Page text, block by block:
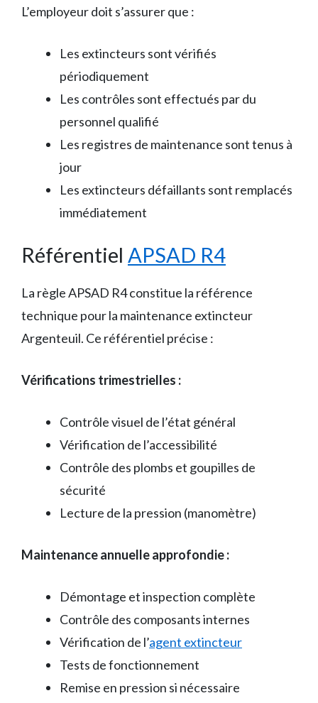
L’employeur doit s’assurer que :
Les extincteurs sont vérifiés
périodiquement
Les contrôles sont effectués par du
personnel qualifié
Les registres de maintenance sont tenus à
jour
Les extincteurs défaillants sont remplacés
immédiatement
Référentiel APSAD R4
La règle APSAD R4 constitue la référence
technique pour la maintenance extincteur
Argenteuil. Ce référentiel précise :
Vérifications trimestrielles :
Contrôle visuel de l’état général
Vérification de l’accessibilité
Contrôle des plombs et goupilles de
sécurité
Lecture de la pression (manomètre)
Maintenance annuelle approfondie :
Démontage et inspection complète
Contrôle des composants internes
Vérification de l’agent extincteur
Tests de fonctionnement
Remise en pression si nécessaire